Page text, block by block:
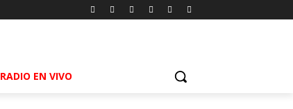
RADIO EN VIVO